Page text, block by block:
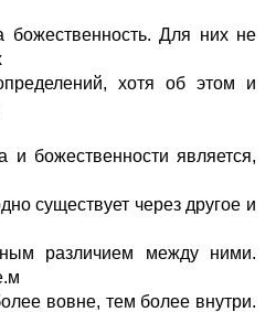
божественность. Для них не
хотя об этом и
и божественности является,
существует через другое и
различием между ними.
вовне, тем более внутри.